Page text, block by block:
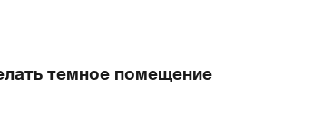
темное помещение